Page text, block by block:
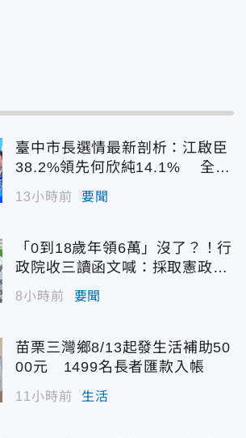
臺中市長選情最新剖析：江啟臣
38.2%領先何欣純14.1% 全世
代支持度全面居首
13小時前 要聞
「0到18歲年領6萬」沒了？！行
政院收三讀函文喊：採取憲政作
為
8小時前 要聞
苗栗三灣鄉8/13起發生活補助50
00元 1499名長者匯款入帳
11小時前 生活